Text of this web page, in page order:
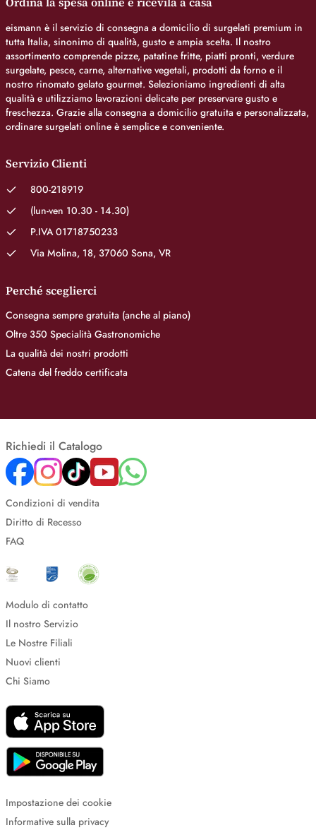
eismann è il servizio di consegna a domicilio di surgelati premium in
tutta Italia, sinonimo di qualità, gusto e ampia scelta. Il nostro
assortimento comprende pizze, patatine fritte, piatti pronti, verdure
surgelate, pesce, carne, alternative vegetali, prodotti da forno e il
nostro rinomato gelato gourmet. Selezioniamo ingredienti di alta
qualità e utilizziamo lavorazioni delicate per preservare gusto e
freschezza. Grazie alla consegna a domicilio gratuita e personalizzata,
ordinare surgelati online è semplice e conveniente.
Servizio Clienti
800-218919
(lun-ven 10.30 - 14.30)
P.IVA 01718750233
Via Molina, 18, 37060 Sona, VR
Perché sceglierci
Consegna sempre gratuita (anche al piano)
Oltre 350 Specialità Gastronomiche
La qualità dei nostri prodotti
Catena del freddo certificata
Richiedi il Catalogo
Condizioni di vendita
Diritto di Recesso
FAQ
Modulo di contatto
Il nostro Servizio
Le Nostre Filiali
Nuovi clienti
Chi Siamo
Impostazione dei cookie
Informative sulla privacy